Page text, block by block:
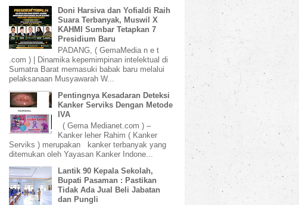
Doni Harsiva dan Yofialdi Raih
Suara Terbanyak, Muswil X
KAHMI Sumbar Tetapkan 7
Presidium Baru
PADANG, ( GemaMedia n e t
.com ) | Dinamika kepemimpinan intelektual di
Sumatra Barat memasuki babak baru melalui
pelaksanaan Musyawarah W...
Pentingnya Kesadaran Deteksi
Kanker Serviks Dengan Metode
IVA
( Gema Medianet.com ) –
Kanker leher Rahim ( Kanker
Serviks ) merupakan kanker terbanyak yang
ditemukan oleh Yayasan Kanker Indone...
Lantik 90 Kepala Sekolah,
Bupati Pasaman : Pastikan
Tidak Ada Jual Beli Jabatan
dan Pungli